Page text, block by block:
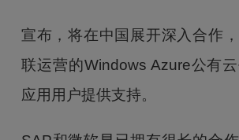
宣布，将在中国展开深入合作
联运营的Windows Azure公有
应用用户提供支持。